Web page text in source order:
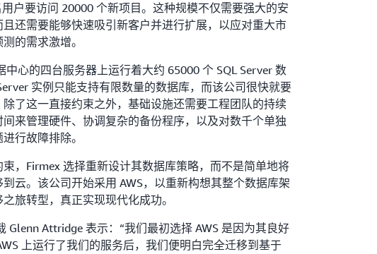
户要访问 20000 个新项目。这种规模不仅需要强大的安
还需要能够快速吸引新客户并进行扩展，以应对重大市
的需求激增。
中心的四台服务器上运行着大约 65000 个 SQL Server 数
实例只能支持有限数量的数据库，而该公司很快就要
了这一直接约束之外，基础设施还需要工程团队的持续
来管理硬件、协调复杂的备份程序，以及对数千个单独
行故障排除。
，Firmex 选择重新设计其数据库策略，而不是简单地将
云。该公司开始采用 AWS，以重新构想其整个数据库架
旅转型，真正实现现代化成功。
Glenn Attridge 表示：“我们最初选择 AWS 是因为其良好
上运行了我们的服务后，我们便明白完全迁移到基于